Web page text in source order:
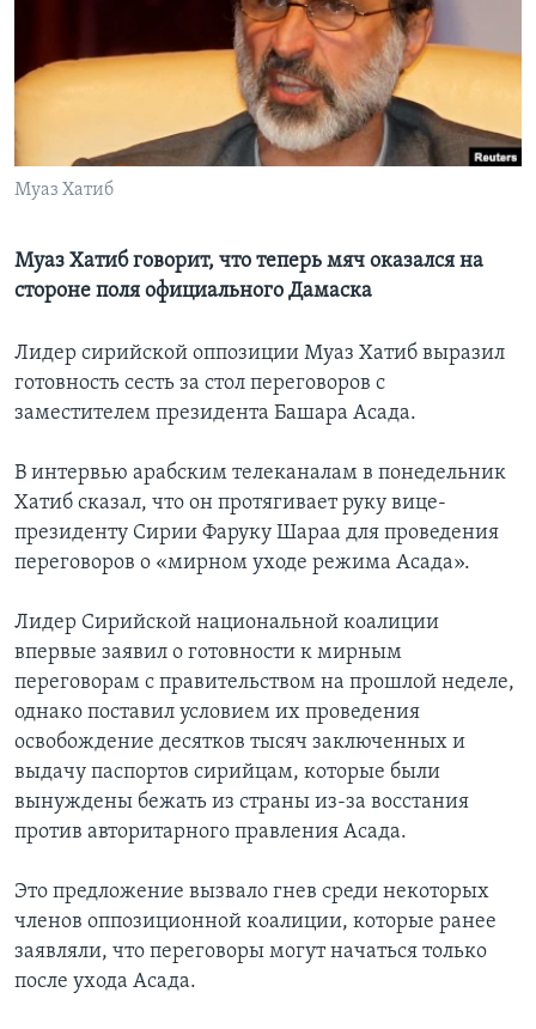
Муаз Хатиб
Муаз Хатиб говорит, что теперь мяч оказался на
стороне поля официального Дамаска
Лидер сирийской оппозиции Муаз Хатиб выразил
готовность сесть за стол переговоров с
заместителем президента Башара Асада.
В интервью арабским телеканалам в понедельник
Хатиб сказал, что он протягивает руку вице-
президенту Сирии Фаруку Шараа для проведения
переговоров о «мирном уходе режима Асада».
Лидер Сирийской национальной коалиции
впервые заявил о готовности к мирным
переговорам с правительством на прошлой неделе,
однако поставил условием их проведения
освобождение десятков тысяч заключенных и
выдачу паспортов сирийцам, которые были
вынуждены бежать из страны из-за восстания
против авторитарного правления Асада.
Это предложение вызвало гнев среди некоторых
членов оппозиционной коалиции, которые ранее
заявляли, что переговоры могут начаться только
после ухода Асада.